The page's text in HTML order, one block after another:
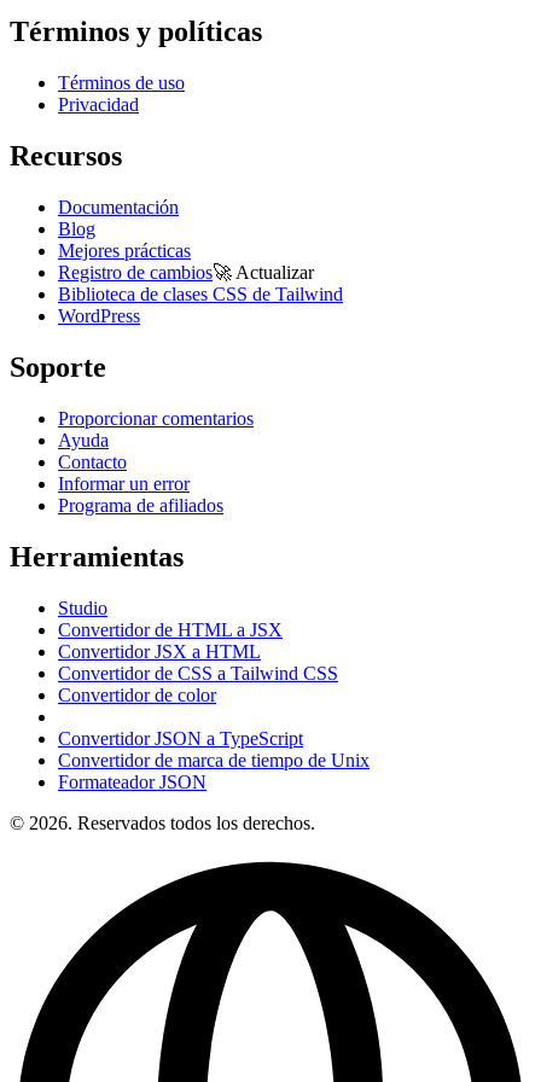
Términos y políticas
Términos de uso
Privacidad
Recursos
Documentación
Blog
Mejores prácticas
Registro de cambios🚀 Actualizar
Biblioteca de clases CSS de Tailwind
WordPress
Soporte
Proporcionar comentarios
Ayuda
Contacto
Informar un error
Programa de afiliados
Herramientas
Studio
Convertidor de HTML a JSX
Convertidor JSX a HTML
Convertidor de CSS a Tailwind CSS
Convertidor de color
Convertidor JSON a TypeScript
Convertidor de marca de tiempo de Unix
Formateador JSON
© 2026. Reservados todos los derechos.